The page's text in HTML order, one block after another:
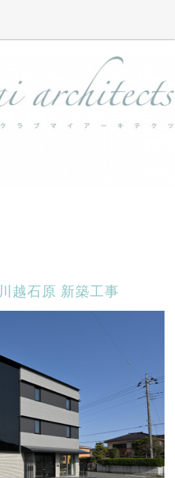
越石原 新築工事